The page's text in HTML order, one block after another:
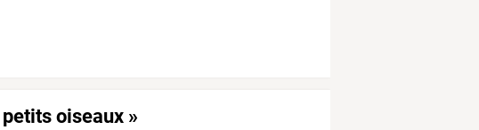
oiseaux »